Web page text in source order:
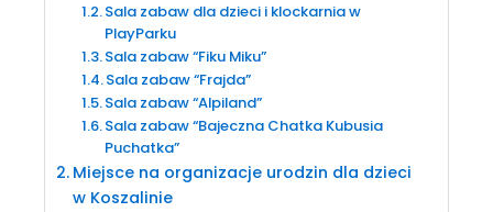
Sala zabaw dla dzieci i klockarnia w
PlayParku
Sala zabaw “Fiku Miku”
Sala zabaw “Frajda”
Sala zabaw “Alpiland”
Sala zabaw “Bajeczna Chatka Kubusia
Puchatka”
Miejsce na organizacje urodzin dla dzieci
w Koszalinie